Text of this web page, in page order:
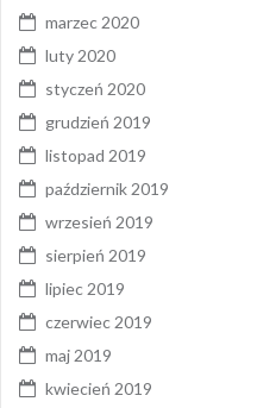
marzec 2020
luty 2020
styczeń 2020
grudzień 2019
listopad 2019
październik 2019
wrzesień 2019
sierpień 2019
lipiec 2019
czerwiec 2019
maj 2019
kwiecień 2019